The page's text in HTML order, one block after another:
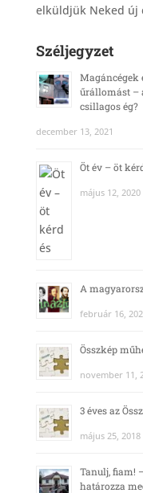
elküldjük Neked új
Széljegyzet
űrállomást –
csillagos ég?
december 13, 2021
Öt év – öt
május 12, 2020
A
február 16,
Összkép
november 11,
3 éves az
május 25, 2018
Tanulj, fiam!
határozza